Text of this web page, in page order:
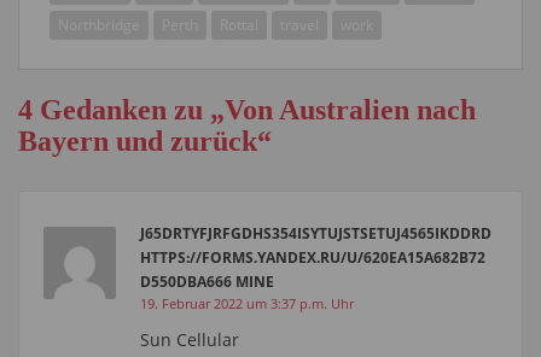
4 Gedanken zu „Von Australien nach
Bayern und zurück“
J65DRTYFJRFGDHS354ISYTUJSTSETUJ4565IKDDRD
HTTPS://FORMS.YANDEX.RU/U/620EA15A682B72
D550DBA666 MINE
19. Februar 2022 um 3:37 p.m. Uhr
Sun Cellular